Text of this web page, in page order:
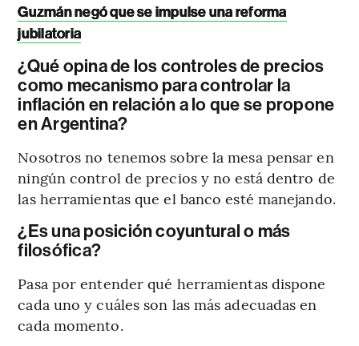
Guzmán negó que se impulse una reforma
jubilatoria
¿Qué opina de los controles de precios
como mecanismo para controlar la
inflación en relación a lo que se propone
en Argentina?
Nosotros no tenemos sobre la mesa pensar en
ningún control de precios y no está dentro de
las herramientas que el banco esté manejando.
¿Es una posición coyuntural o más
filosófica?
Pasa por entender qué herramientas dispone
cada uno y cuáles son las más adecuadas en
cada momento.